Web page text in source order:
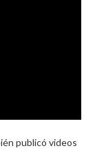
publicó videos